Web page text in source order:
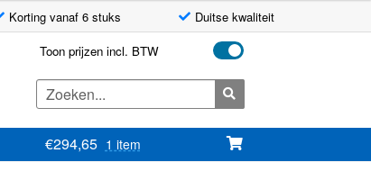
Korting vanaf 6 stuks Duitse kwaliteit
Toon prijzen incl. BTW
Zoeken
naar:
€294,65 1 item